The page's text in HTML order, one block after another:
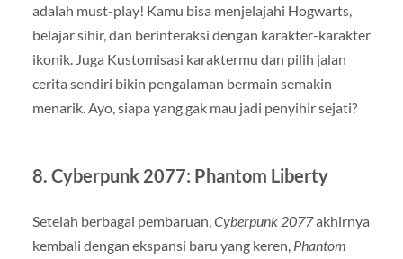
adalah must-play! Kamu bisa menjelajahi Hogwarts,
belajar sihir, dan berinteraksi dengan karakter-karakter
ikonik. Juga Kustomisasi karaktermu dan pilih jalan
cerita sendiri bikin pengalaman bermain semakin
menarik. Ayo, siapa yang gak mau jadi penyihir sejati?
8. Cyberpunk 2077: Phantom Liberty
Setelah berbagai pembaruan, Cyberpunk 2077akhirnya
kembali dengan ekspansi baru yang keren, Phantom